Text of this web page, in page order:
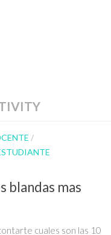
/
blandas mas
cuales son las 10